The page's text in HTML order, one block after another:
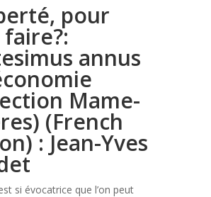
pour
annus
Mame-
(French
: Jean-Yves
si évocatrice que l’on peut